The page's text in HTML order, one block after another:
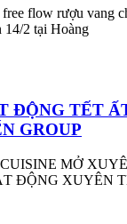
flow rượu vang
14/2 tại Hoàng
ĐỘNG TẾT
GROUP
MỞ
ĐỘNG XUYÊN